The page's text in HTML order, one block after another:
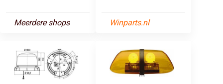
Meerdere shops Winparts.nl